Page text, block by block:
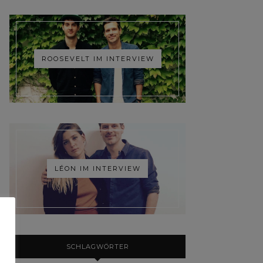
ROOSEVELT IM INTERVIEW
LÉON IM INTERVIEW
SCHLAGWÖRTER